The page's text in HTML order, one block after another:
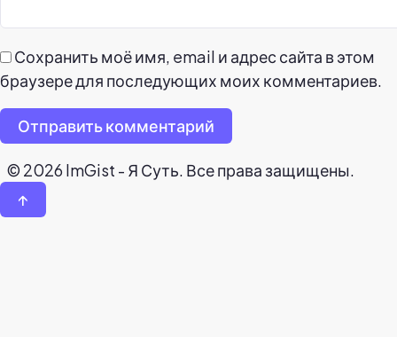
Сохранить моё имя, email и адрес сайта в этом
браузере для последующих моих комментариев.
Отправить комментарий
© 2026 ImGist - Я Суть. Все права защищены.
↑